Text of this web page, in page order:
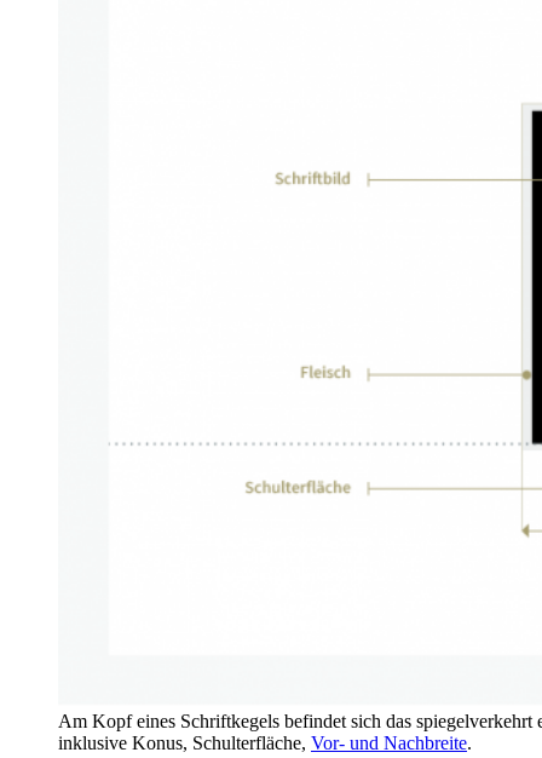
Am Kopf eines Schriftkegels befindet sich das
inklusive Konus, Schulterfläche, Vor- und Nachbreite.